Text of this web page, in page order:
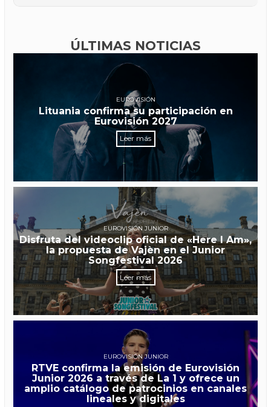
ÚLTIMAS NOTICIAS
EUROVISIÓN
Lituania confirma su participación en
Eurovisión 2027
Leer más
EUROVISIÓN JUNIOR
Disfruta del videoclip oficial de «Here I Am»,
la propuesta de Vajèn en el Junior
Songfestival 2026
Leer más
EUROVISIÓN JUNIOR
RTVE confirma la emisión de Eurovisión
Junior 2026 a través de La 1 y ofrece un
amplio catálogo de patrocinios en canales
lineales y digitales